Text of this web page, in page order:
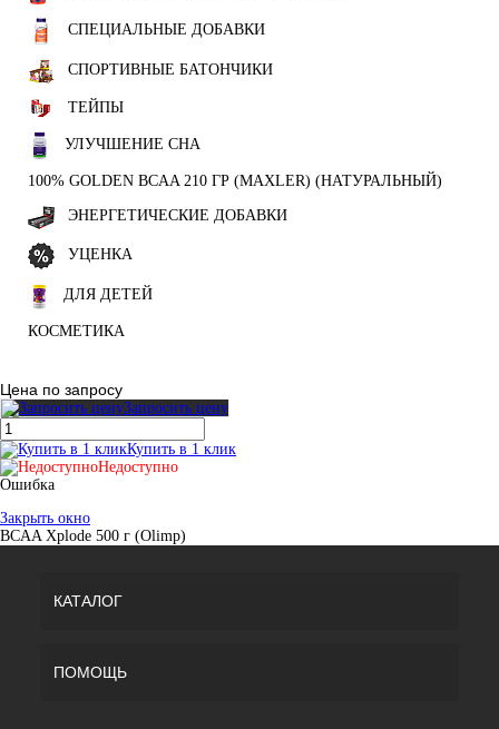
СПЕЦИАЛЬНЫЕ ДОБАВКИ
СПОРТИВНЫЕ БАТОНЧИКИ
ТЕЙПЫ
УЛУЧШЕНИЕ СНА
100% GOLDEN BCAA 210 ГР (MAXLER) (НАТУРАЛЬНЫЙ)
ЭНЕРГЕТИЧЕСКИЕ ДОБАВКИ
УЦЕНКА
ДЛЯ ДЕТЕЙ
КОСМЕТИКА
Цена по запросу
Запросить цену
Купить в 1 клик
Недоступно
Ошибка
Закрыть окно
BCAA Xplode 500 г (Olimp)
КАТАЛОГ
ПОМОЩЬ